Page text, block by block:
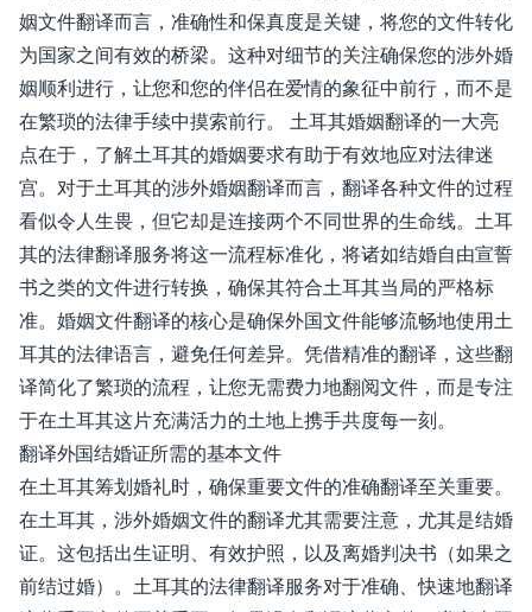
姻文件翻译而言，准确性和保真度是关键，将您的文件转化
为国家之间有效的桥梁。这种对细节的关注确保您的涉外婚
姻顺利进行，让您和您的伴侣在爱情的象征中前行，而不是
在繁琐的法律手续中摸索前行。 土耳其婚姻翻译的一大亮
点在于，了解土耳其的婚姻要求有助于有效地应对法律迷
宫。对于土耳其的涉外婚姻翻译而言，翻译各种文件的过程
看似令人生畏，但它却是连接两个不同世界的生命线。土耳
其的法律翻译服务将这一流程标准化，将诸如结婚自由宣誓
书之类的文件进行转换，确保其符合土耳其当局的严格标
准。婚姻文件翻译的核心是确保外国文件能够流畅地使用土
耳其的法律语言，避免任何差异。凭借精准的翻译，这些翻
译简化了繁琐的流程，让您无需费力地翻阅文件，而是专注
于在土耳其这片充满活力的土地上携手共度每一刻。
翻译外国结婚证所需的基本文件
在土耳其筹划婚礼时，确保重要文件的准确翻译至关重要。
在土耳其，涉外婚姻文件的翻译尤其需要注意，尤其是结婚
证。这包括出生证明、有效护照，以及离婚判决书（如果之
前结过婚）。土耳其的法律翻译服务对于准确、快速地翻译